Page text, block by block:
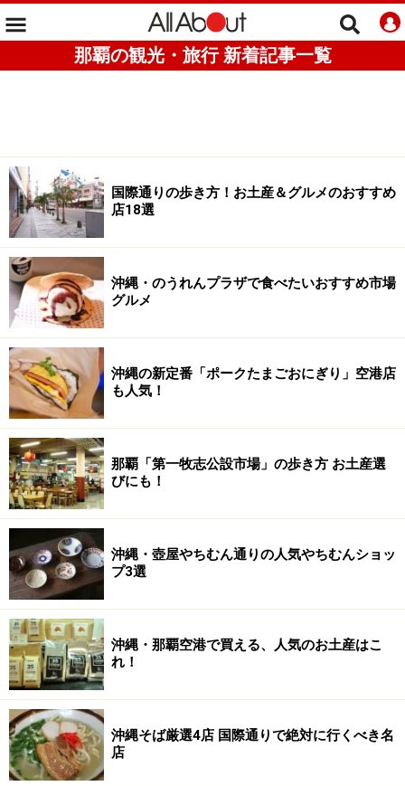
那覇の観光・旅行 新着記事一覧
国際通りの歩き方！お土産＆グルメのおすすめ
店18選
沖縄・のうれんプラザで食べたいおすすめ市場
グルメ
沖縄の新定番「ポークたまごおにぎり」空港店
も人気！
那覇「第一牧志公設市場」の歩き方 お土産選
びにも！
沖縄・壺屋やちむん通りの人気やちむんショッ
プ3選
沖縄・那覇空港で買える、人気のお土産はこ
れ！
沖縄そば厳選4店 国際通りで絶対に行くべき名
店